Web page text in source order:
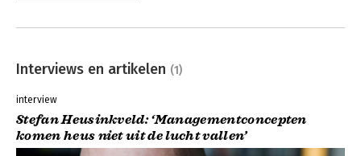
Interviews en artikelen (1)
interview
Stefan Heusinkveld: ‘Managementconcepten
komen heus niet uit de lucht vallen’